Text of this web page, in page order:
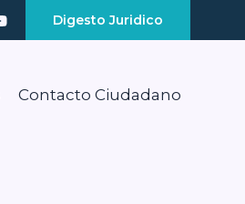
Digesto Juridico
Contacto Ciudadano